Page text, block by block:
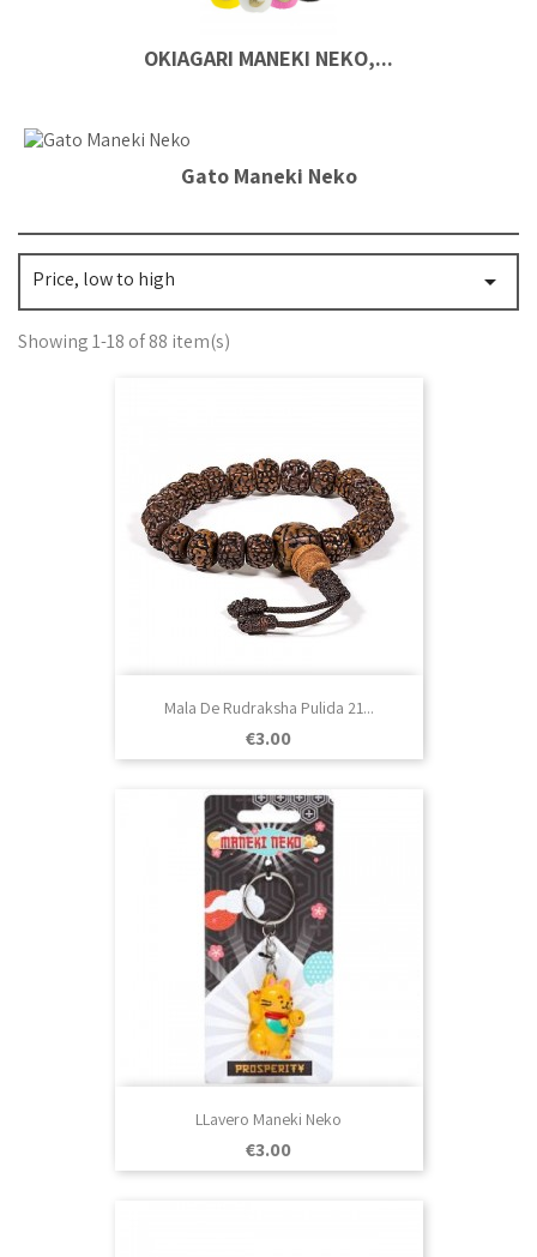
OKIAGARI MANEKI NEKO,...
Gato Maneki Neko
Price, low to high 
Showing 1-18 of 88 item(s)
Mala De Rudraksha Pulida 21...
Price
€3.00
LLavero Maneki Neko
Price
€3.00